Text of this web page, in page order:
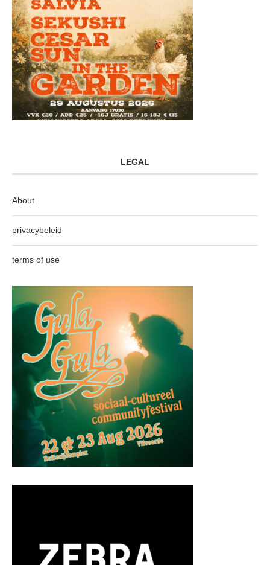
LEGAL
About
privacybeleid
terms of use